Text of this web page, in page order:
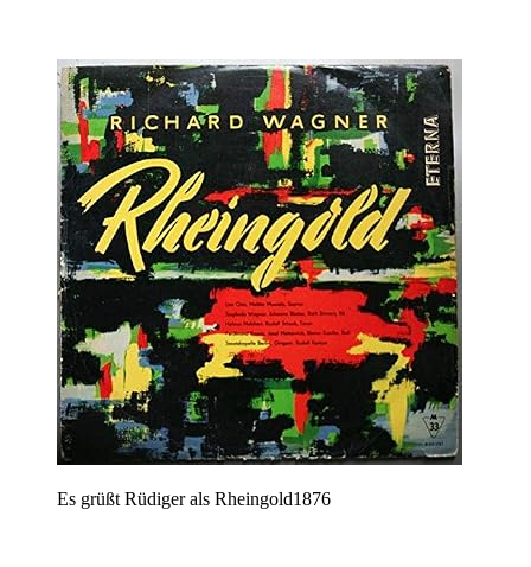
Es grüßt Rüdiger als Rheingold1876